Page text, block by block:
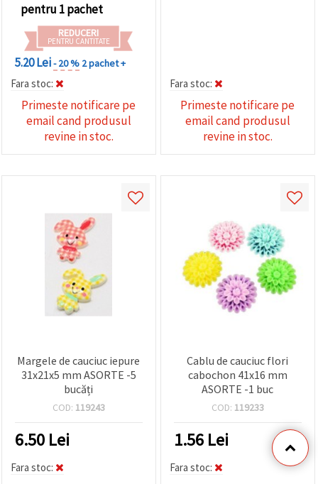
pentru 1 pachet
REDUCERI
PENTRU CANTITATE
5.20 Lei- 20 % 2 pachet +
Fara stoc:
Primeste notificare pe
email cand produsul
revine in stoc.
Fara stoc:
Primeste notificare pe
email cand produsul
revine in stoc.
Margele de cauciuc iepure
31x21x5 mm ASORTE -5
bucăți
COD: 119243
6.50 Lei
Fara stoc:
Cablu de cauciuc flori
cabochon 41x16 mm
ASORTE -1 buc
COD: 119233
1.56 Lei
Fara stoc: